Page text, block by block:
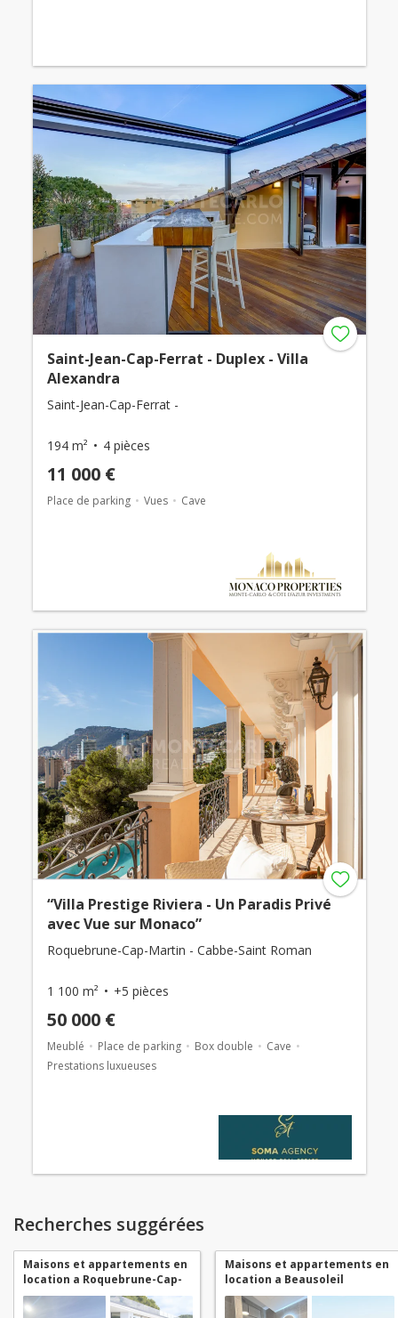
Saint-Jean-Cap-Ferrat - Duplex - Villa
Alexandra
Saint-Jean-Cap-Ferrat -
194 m² 4 pièces
11 000 €
Place de parking Vues Cave
“Villa Prestige Riviera - Un Paradis Privé
avec Vue sur Monaco”
Roquebrune-Cap-Martin - Cabbe-Saint Roman
1 100 m² +5 pièces
50 000 €
Meublé Place de parking Box double
Cave
Prestations luxueuses
Recherches suggérées
Maisons et appartements en
location a Roquebrune-Cap-
Martin
Maisons et appartements en
location a Beausoleil